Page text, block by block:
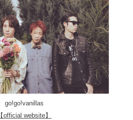
go!go!vanillas
【official website】